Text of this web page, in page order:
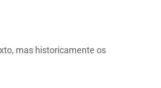
mas historicamente os